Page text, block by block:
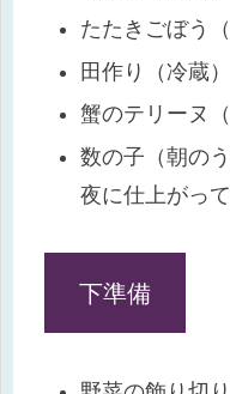
たたきごぼう（
田作り（冷蔵）
蟹のテリーヌ（
数の子（朝の
夜に仕上がって
下準備